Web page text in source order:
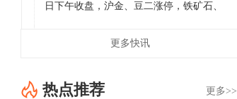
日下午收盘，沪金、豆二涨停，铁矿石、
[imgnobrwh] src=...更多快讯
更多>>
热点推荐